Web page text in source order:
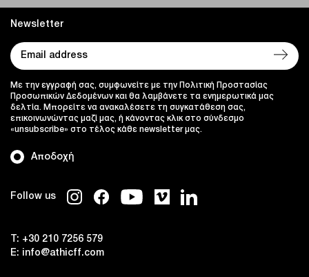
Follow us
T: +30 210 7256 579
E: info@athicff.com
Newsletter
Αποδοχή
Με την εγγραφή σας, συμφωνείτε με την Πολιτική Προστασίας
Προσωπικών Δεδομένων και θα λαμβάνετε τα ενημερωτικά μας
δελτία. Μπορείτε να ανακαλέσετε τη συγκατάθεση σας,
επικοινωνώντας μαζί μας, ή κάνοντας κλικ στο σύνδεσμο
«unsubscribe» στο τέλος κάθε newsletter μας.